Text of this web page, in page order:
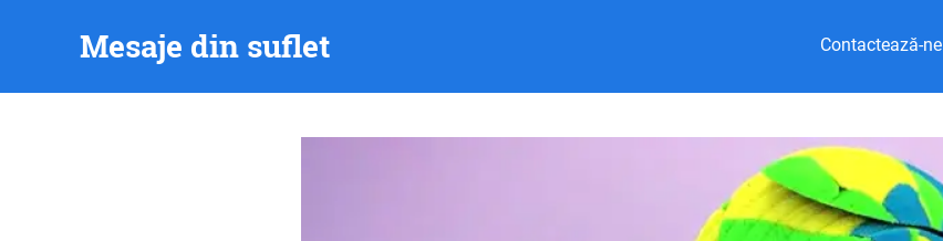
Mesaje din suflet Contactează-ne